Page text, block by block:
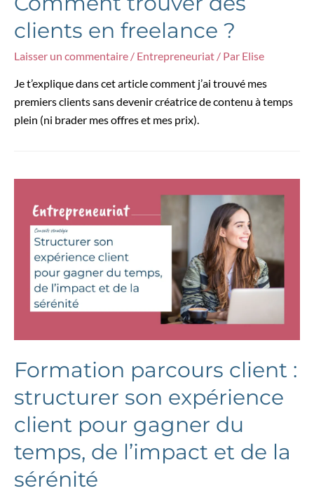
clients en freelance ?
Laisser un commentaire / Entrepreneuriat / Par Elise
Je t’explique dans cet article comment j’ai trouvé mes
premiers clients sans devenir créatrice de contenu à temps
plein (ni brader mes offres et mes prix).
Formation parcours client :
structurer son expérience
client pour gagner du
temps, de l’impact et de la
sérénité